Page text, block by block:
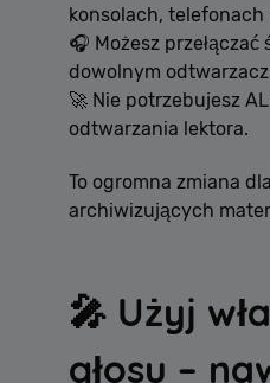
konsolach,
🎧 Możesz przełączać
dowolnym
🚀 Nie potrzebujesz
odtwarzania lektora.
To ogromna zmiana
archiwizujących
🎤 Użyj
głosu –